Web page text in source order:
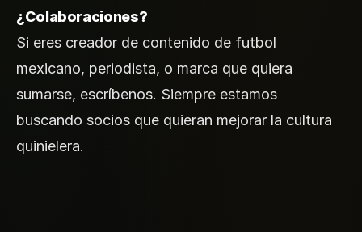
¿Colaboraciones?
Si eres creador de contenido de futbol
mexicano, periodista, o marca que quiera
sumarse, escríbenos. Siempre estamos
buscando socios que quieran mejorar la cultura
quinielera.